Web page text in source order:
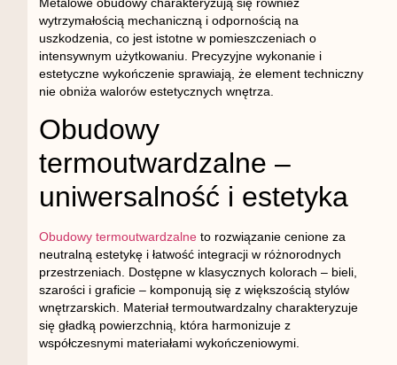
wytrzymałością mechaniczną i odpornością na
uszkodzenia, co jest istotne w pomieszczeniach o
intensywnym użytkowaniu. Precyzyjne wykonanie i
estetyczne wykończenie sprawiają, że element techniczny
nie obniża walorów estetycznych wnętrza.
Obudowy
termoutwardzalne –
uniwersalność i estetyka
Obudowy termoutwardzalneto rozwiązanie cenione za
neutralną estetykę i łatwość integracji w różnorodnych
przestrzeniach. Dostępne w klasycznych kolorach – bieli,
szarości i graficie – komponują się z większością stylów
wnętrzarskich. Materiał termoutwardzalny charakteryzuje
się gładką powierzchnią, która harmonizuje z
współczesnymi materiałami wykończeniowymi.